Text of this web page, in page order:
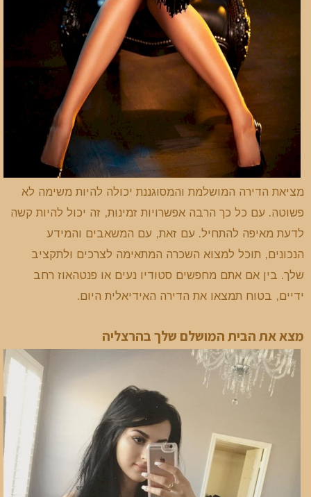
מציאת הדירה המושלמת והמסוגננת יכולה להיות משימה לא
פשוטה. עם כל כך הרבה אפשרויות זמינות, זה יכול להיות קשה
לדעת מאיפה להתחיל. עם זאת, עם המשאבים והמידע
הנכונים, תוכל למצוא השכרה המתאימה לצרכים ולתקציב
שלך. בין אם אתם מחפשים סטודיו נעים או פנטהאוז רחב
ידיים, בטוח תמצאו את הדירה האידיאלית היום.
מצא את הבית המושלם שלך בהרצליה